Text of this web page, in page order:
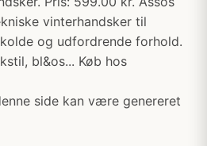
vinterhandsker til
og udfordrende forhold.
bl&os... Køb hos
side kan være genereret